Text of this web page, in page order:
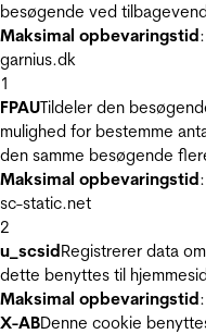
besøgende ved
Maksimal opbevaringstid
garnius.dk
1
FPAUTildeler den
mulighed for bestemme
den samme besøgende
Maksimal opbevaringstid
sc-static.net
2
u_scsidRegistrerer data
dette benyttes til
Maksimal opbevaringstid
X-ABDenne cookie